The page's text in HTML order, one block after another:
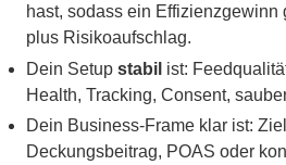
hast, sodass ein Effizienzgewinn
plus Risikoaufschlag.
Dein Setup stabil ist:
Health, Tracking, Consent,
Dein Business-Frame klar ist:
Deckungsbeitrag, POAS oder